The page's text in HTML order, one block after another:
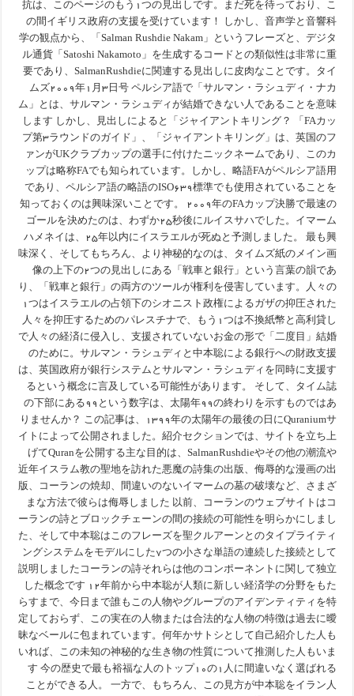
抗は、このページのもう۱つの見出しです。まだ死を待っており、こ
の間イギリス政府の支援を受けています！ しかし、音声学と音響科
学の観点から、「Salman Rushdie Nakam」というフレーズと、デジタ
ル通貨「Satoshi Nakamoto」を生成するコードとの類似性は非常に重
要であり、SalmanRushdieに関連する見出しに皮肉なことです。タイ
ムズ۲۰۰۹年۱月۳日号 ペルシア語で「サルマン・ラシュディ・ナカ
ム」とは、サルマン・ラシュディが結婚できない人であることを意味
します しかし、見出しによると「ジャイアントキリング？ 「FAカッ
プ第۳ラウンドのガイド」、「ジャイアントキリング」は、英国のフ
ァンがUKクラブカップの選手に付けたニックネームであり、このカ
ップは略称FAでも知られています。しかし、略語FAがペルシア語用
であり、ペルシア語の略語のISO639標準でも使用されていることを
知っておくのは興味深いことです。 ۲۰۰۹年のFAカップ決勝で最速の
ゴールを決めたのは、わずか۲۵秒後にルイスサハでした。イマーム
ハメネイは、۲۵年以内にイスラエルが死ぬと予測しました。 最も興
味深く、そしてもちろん、より神秘的なのは、タイムズ紙のメイン画
像の上下の۲つの見出しにある「戦車と銀行」という言葉の韻であ
り、「戦車と銀行」の両方のツールが権利を侵害しています。人々の
۱つはイスラエルの占領下のシオニスト政権によるガザの抑圧された
人々を抑圧するためのパレスチナで、もう۱つは不換紙幣と高利貸し
で人々の経済に侵入し、支援されていないお金の形で「二度目」結婚
のために。サルマン・ラシュディと中本聡による銀行への財政支援
は、英国政府が銀行システムとサルマン・ラシュディを同時に支援す
るという概念に言及している可能性があります。 そして、タイム誌
の下部にある۹۹という数字は、太陽年۹۹の終わりを示すものではあ
りませんか？ この記事は、۱۳۹۹年の太陽年の最後の日にQuraniumサ
イトによって公開されました。紹介セクションでは、サイトを立ち上
げてQuranを公開する主な目的は、SalmanRushdieやその他の潮流や
近年イスラム教の聖地を訪れた悪魔の詩集の出版、侮辱的な漫画の出
版、コーランの焼却、間違いのないイマームの墓の破壊など、さまざ
まな方法で彼らは侮辱しました 以前、コーランのウェブサイトはコ
ーランの詩とブロックチェーンの間の接続の可能性を明らかにしまし
た、そして中本聡はこのフレーズを聖クルアーンとのタイプライティ
ングシステムをモデルにした۷つの小さな単語の連続した接続として
説明しましたコーランの詩それらは他のコンポーネントに関して独立
した概念です ۱۲年前から中本聡が人類に新しい経済学の分野をもた
らすまで、今日まで誰もこの人物やグループのアイデンティティを特
定しておらず、この実在の人物または合法的な人物の特徴は過去に曖
昧なベールに包まれています。何年かサトシとして自己紹介した人も
いれば、この未知の神秘的な生き物の性質について推測した人もいま
す 今の歴史で最も裕福な人のトップ۱۰の۱人に間違いなく選ばれる
ことができる人。 一方で、もちろん、この見方が中本聡をイラン人